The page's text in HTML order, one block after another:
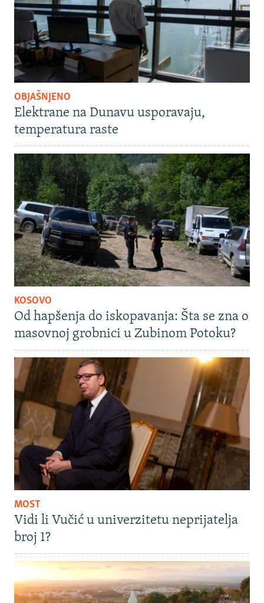
OBJAŠNJENO
Elektrane na Dunavu usporavaju,
temperatura raste
KOSOVO
Od hapšenja do iskopavanja: Šta se zna o
masovnoj grobnici u Zubinom Potoku?
MOST
Vidi li Vučić u univerzitetu neprijatelja
broj 1?